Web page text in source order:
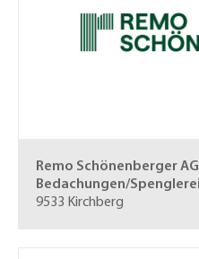
Remo Schönenberger AG
Bedachungen/Spenglerei
9533 Kirchberg